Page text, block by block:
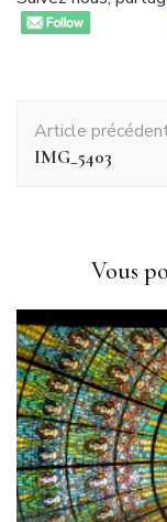
d'article
Article
IMG_5403
Vous